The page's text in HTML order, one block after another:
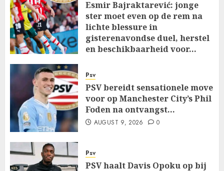
Esmir Bajraktarević: jonge
ster moet even op de rem na
lichte blessure in
gisterenavondse duel, herstel
en beschikbaarheid voor…
Psv
PSV bereidt sensationele move
voor op Manchester City’s Phil
Foden na ontvangst…
AUGUST 9, 2026 0
Psv
PSV haalt Davis Opoku op bij